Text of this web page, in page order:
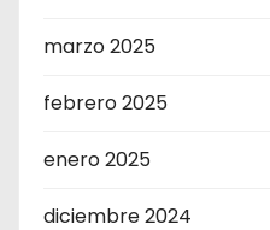
marzo 2025
febrero 2025
enero 2025
diciembre 2024